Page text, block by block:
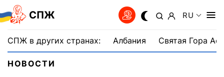
СПЖ RU
СПЖ в других странах: Албания Святая Гора
НОВОСТИ